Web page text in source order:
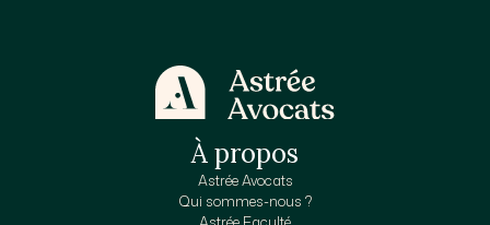
À propos
Astrée Avocats
Qui sommes-nous ?